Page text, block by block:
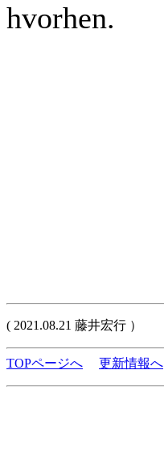
hvorhen.
( 2021.08.21 藤井宏行 ）
TOPページへ 更新情報へ